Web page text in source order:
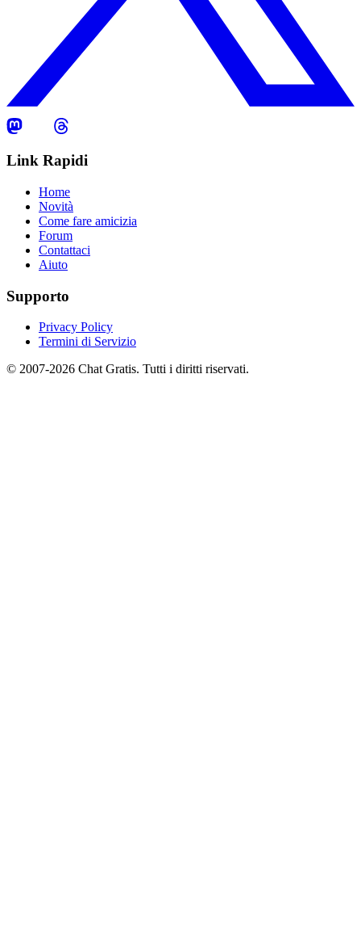
Link Rapidi
Home
Novità
Come fare amicizia
Forum
Contattaci
Aiuto
Supporto
Privacy Policy
Termini di Servizio
© 2007-2026 Chat Gratis. Tutti i diritti riservati.